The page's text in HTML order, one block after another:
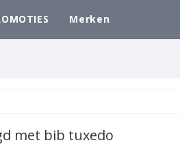
Merken
met bib tuxedo